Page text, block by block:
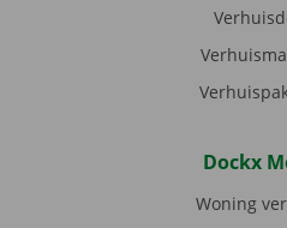
Dockx
Woning